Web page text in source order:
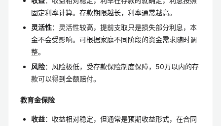
固定利率计算。存款期限越长，利率通常越高。
灵活性：灵活性较高，提前支取只是损失部分利息，本
金不会受影响。可根据家庭不同阶段的资金需求随时调
整。
风险：风险极低，受存款保险制度保障，50万以内的存
款可以得到全额赔付。
教育金保险
收益：收益相对稳定，但通常是预期收益形式，在合同